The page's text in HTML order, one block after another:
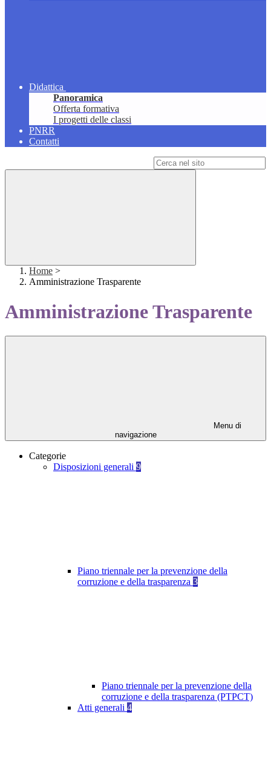
Didattica
Panoramica
Offerta formativa
I progetti delle classi
PNRR
Contatti
Home >
Amministrazione Trasparente
Amministrazione Trasparente
Menu di
navigazione
Categorie
Disposizioni generali 9
Piano triennale per la prevenzione della
corruzione e della trasparenza 3
Piano triennale per la prevenzione della
corruzione e della trasparenza (PTPCT)
Atti generali 4